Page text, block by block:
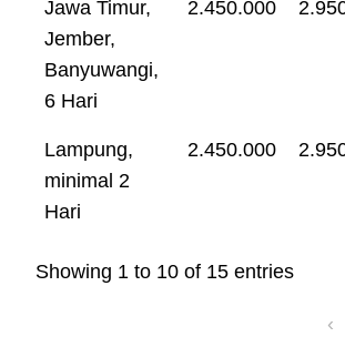
Jawa Timur,
Jember,
Banyuwangi,
6 Hari
2.450.000
Lampung,
minimal 2
Hari
2.450.000
Showing 1 to 10 of 15 entries
‹